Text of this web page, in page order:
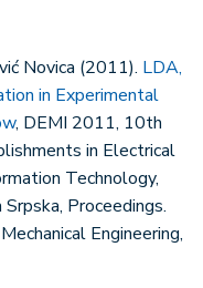
Novica (2011). LDA,
in Experimental
, DEMI 2011, 10th
in Electrical
Technology,
Proceedings.
Engineering,